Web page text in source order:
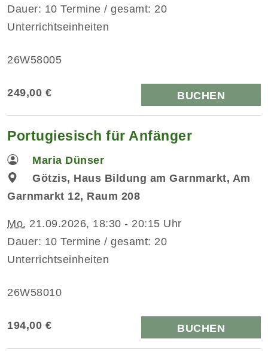
Dauer: 10 Termine / gesamt: 20
Unterrichtseinheiten
26W58005
249,00 € BUCHEN
Portugiesisch für Anfänger
Maria Dünser
Götzis, Haus Bildung am Garnmarkt, Am
Garnmarkt 12, Raum 208
Mo. 21.09.2026, 18:30 - 20:15 Uhr
Dauer: 10 Termine / gesamt: 20
Unterrichtseinheiten
26W58010
194,00 € BUCHEN